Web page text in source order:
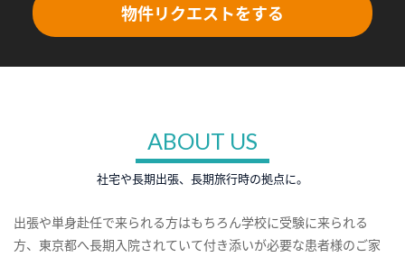
物件リクエストをする
ABOUT US
社宅や長期出張、長期旅行時の拠点に。
出張や単身赴任で来られる方はもちろん学校に受験に来られる
方、東京都へ長期入院されていて付き添いが必要な患者様のご家